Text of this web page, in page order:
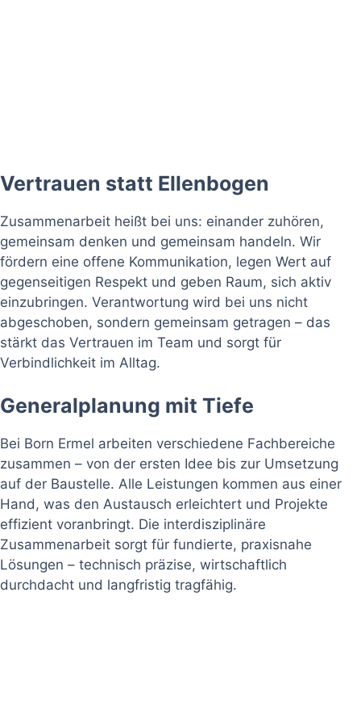
Vertrauen statt Ellenbogen
Zusammenarbeit heißt bei uns: einander zuhören,
gemeinsam denken und gemeinsam handeln. Wir
fördern eine offene Kommunikation, legen Wert auf
gegenseitigen Respekt und geben Raum, sich aktiv
einzubringen. Verantwortung wird bei uns nicht
abgeschoben, sondern gemeinsam getragen – das
stärkt das Vertrauen im Team und sorgt für
Verbindlichkeit im Alltag.
Generalplanung mit Tiefe
Bei Born Ermel arbeiten verschiedene Fachbereiche
zusammen – von der ersten Idee bis zur Umsetzung
auf der Baustelle. Alle Leistungen kommen aus einer
Hand, was den Austausch erleichtert und Projekte
effizient voranbringt. Die interdisziplinäre
Zusammenarbeit sorgt für fundierte, praxisnahe
Lösungen – technisch präzise, wirtschaftlich
durchdacht und langfristig tragfähig.